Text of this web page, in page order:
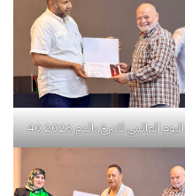
اليوم العالمي للتبرع بالدم 2026 40